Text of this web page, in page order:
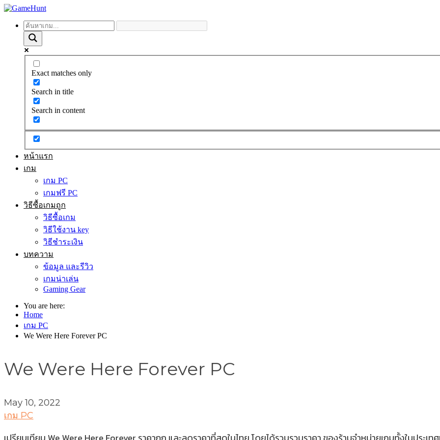
Exact matches only
Search in title
Search in content
หน้าแรก
เกม
เกม PC
เกมฟรี PC
วิธีซื้อเกมถูก
วิธีซื้อเกม
วิธีใช้งาน key
วิธีชำระเงิน
บทความ
ข้อมูล และรีวิว
เกมน่าเล่น
Gaming Gear
You are here:
Home
เกม PC
We Were Here Forever PC
We Were Here Forever PC
May 10, 2022
เกม PC